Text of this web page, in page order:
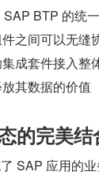
BTP 的统
之间可以无缝
成套件接入整
其数据的价值
的完美结
SAP 应用的业